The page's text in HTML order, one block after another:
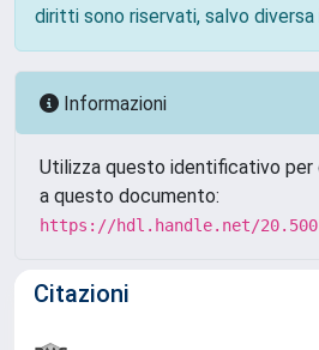
diritti sono riservati, salvo diversa
Informazioni
Utilizza questo identificativo per
a questo documento:
https://hdl.handle.net/
Citazioni